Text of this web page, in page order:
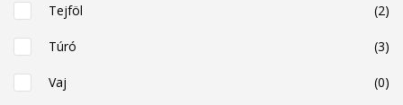
Tejföl (2)
Túró (3)
Vaj (0)